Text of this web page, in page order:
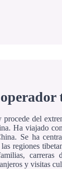
del
Ha viajado
Se ha
regiones
carreras
y visitas